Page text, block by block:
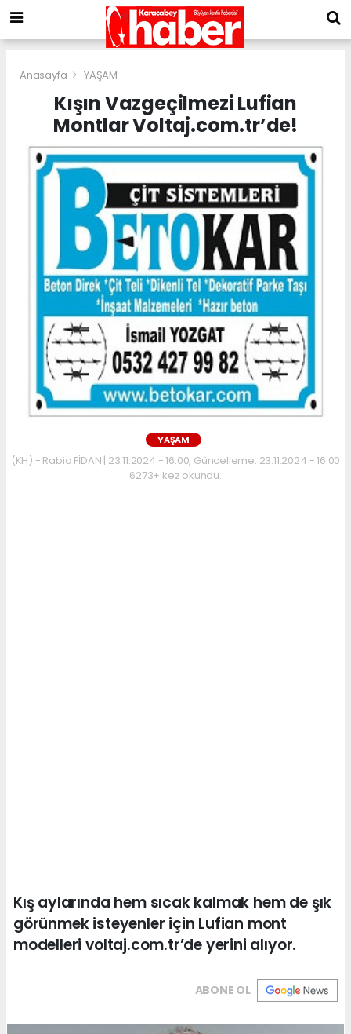
Anasayfa YAŞAM
Kışın Vazgeçilmezi Lufian
Montlar Voltaj.com.tr’de!
YAŞAM
(KH) - Rabia FİDAN | 23.11.2024 - 16:00, Güncelleme: 23.11.2024 - 16:00
6273+ kez okundu.
Kış aylarında hem sıcak kalmak hem de şık
görünmek isteyenler için Lufian mont
modelleri voltaj.com.tr’de yerini alıyor.
ABONE OL